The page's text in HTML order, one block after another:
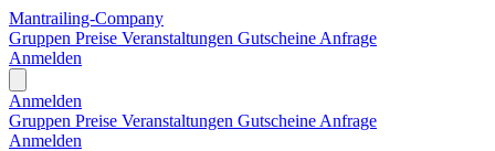
Mantrailing-Company
Gruppen Preise Veranstaltungen Gutscheine Anfrage
Anmelden
Anmelden
Gruppen Preise Veranstaltungen Gutscheine Anfrage
Anmelden